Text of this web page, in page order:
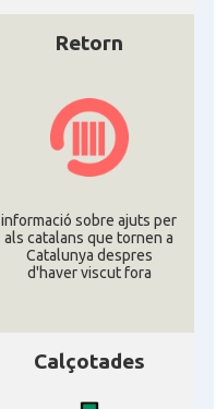
Retorn
informació sobre ajuts per
als catalans que tornen a
Catalunya despres
d'haver viscut fora
Calçotades